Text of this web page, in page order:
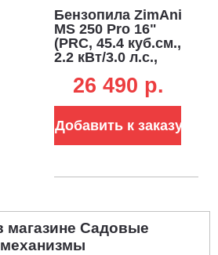
Бензопила ZimAni
MS 250 Pro 16"
(PRC, 45.4 куб.см.,
2.2 кВт/3.0 л.с.,
62E, корпус
4.6 кг)
26 490 p.
Добавить к заказу
магазине Садовые
механизмы